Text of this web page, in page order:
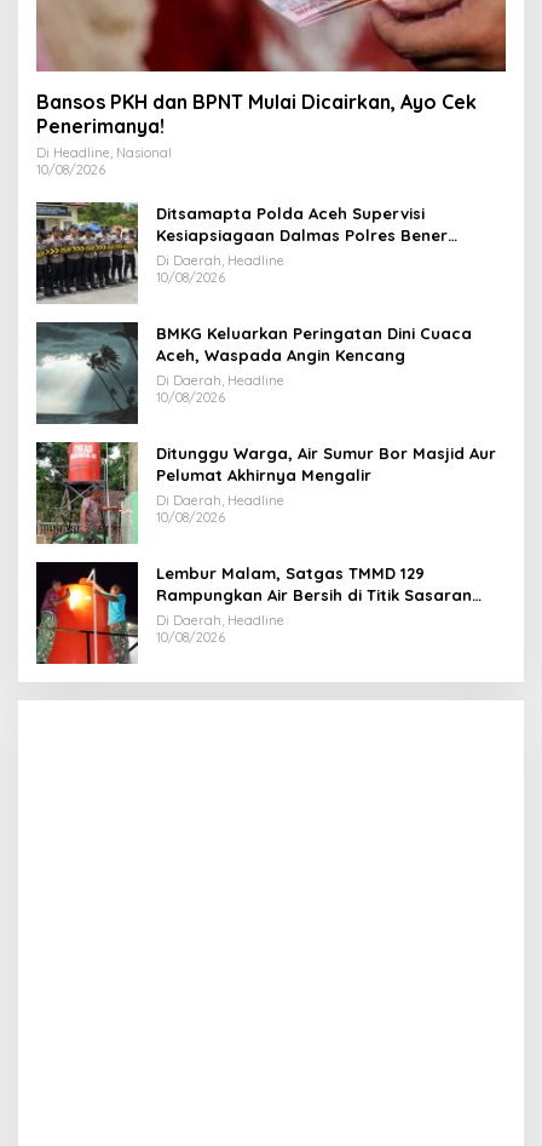
Bansos PKH dan BPNT Mulai Dicairkan, Ayo Cek
Penerimanya!
Di Headline, Nasional
10/08/2026
Ditsamapta Polda Aceh Supervisi
Kesiapsiagaan Dalmas Polres Bener
Meriah
Di Daerah, Headline
10/08/2026
BMKG Keluarkan Peringatan Dini Cuaca
Aceh, Waspada Angin Kencang
Di Daerah, Headline
10/08/2026
Ditunggu Warga, Air Sumur Bor Masjid Aur
Pelumat Akhirnya Mengalir
Di Daerah, Headline
10/08/2026
Lembur Malam, Satgas TMMD 129
Rampungkan Air Bersih di Titik Sasaran
Masjid Paya Pelumat
Di Daerah, Headline
10/08/2026